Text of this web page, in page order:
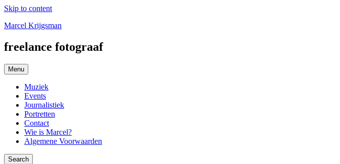
Skip to content
Marcel Krijgsman
freelance fotograaf
Menu
Muziek
Events
Journalistiek
Portretten
Contact
Wie is Marcel?
Algemene Voorwaarden
Search